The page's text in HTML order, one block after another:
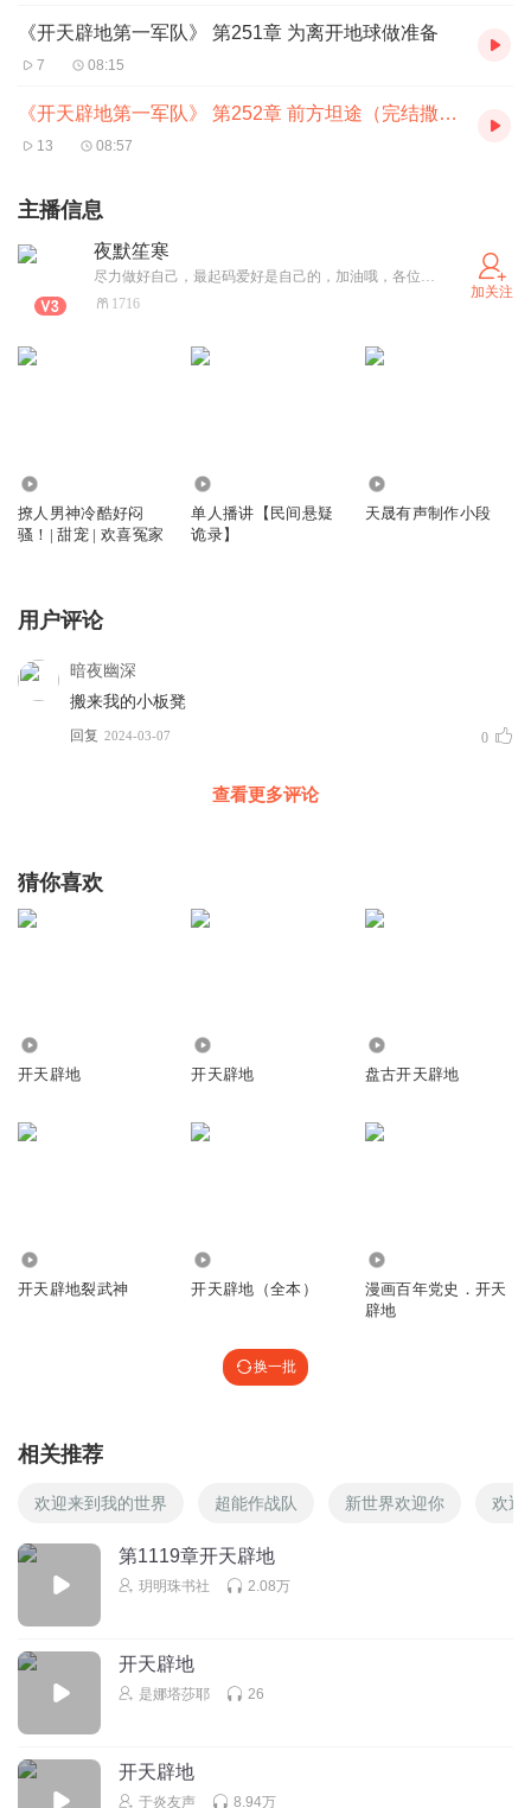
《开天辟地第一军队》 第251章 为离开地球做准备
7 08:15
《开天辟地第一军队》 第252章 前方坦途（完结撒花，天晟精品制作中！欢迎关注！）
13 08:57
主播信息
夜默笙寒
尽力做好自己，最起码爱好是自己的，加油哦，各位有梦者！！
1716
加关注
撩人男神冷酷好闷
骚！| 甜宠 | 欢喜冤家
单人播讲【民间悬疑
诡录】
天晟有声制作小段
用户评论
暗夜幽深
搬来我的小板凳
回复 2024-03-07 0
查看更多评论
猜你喜欢
开天辟地 开天辟地 盘古开天辟地
开天辟地裂武神 开天辟地（全本）
漫画百年党史．开天
辟地
换一批
相关推荐
欢迎来到我的世界 超能作战队 新世界欢迎你 欢迎
第1119章开天辟地
玥明珠书社 2.08万
开天辟地
是娜塔莎耶 26
开天辟地
于炎友声 8.94万